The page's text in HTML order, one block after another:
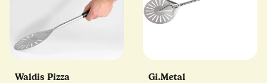
Waldis Pizza Gi.Metal